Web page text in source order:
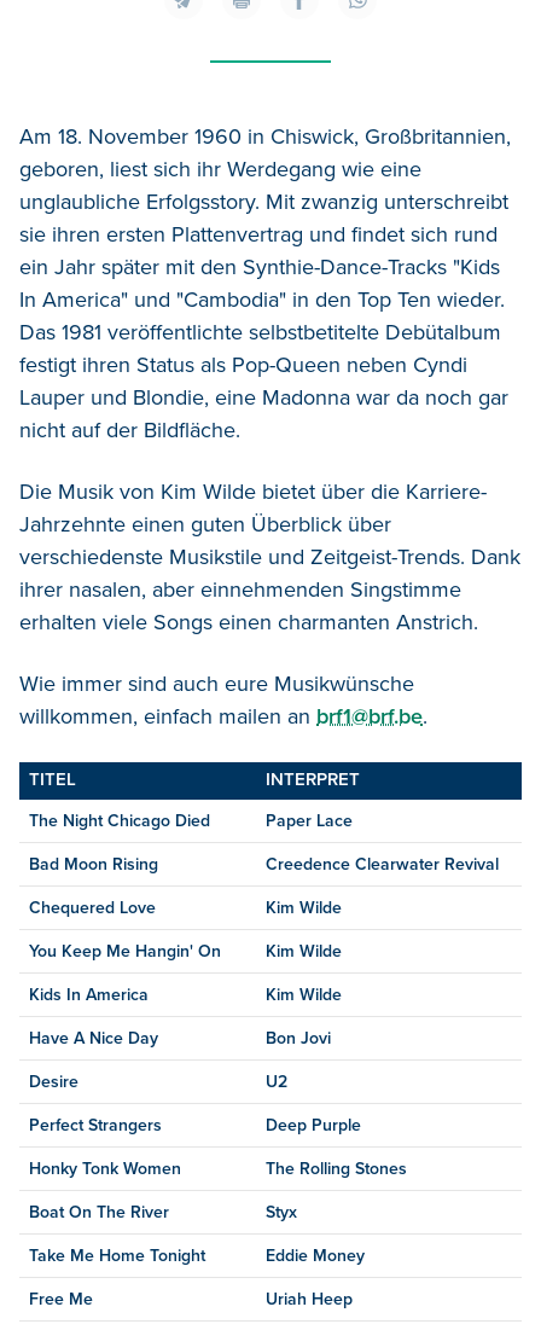
Am 18. November 1960 in Chiswick, Großbritannien,
geboren, liest sich ihr Werdegang wie eine
unglaubliche Erfolgsstory. Mit zwanzig unterschreibt
sie ihren ersten Plattenvertrag und findet sich rund
ein Jahr später mit den Synthie-Dance-Tracks "Kids
In America" und "Cambodia" in den Top Ten wieder.
Das 1981 veröffentlichte selbstbetitelte Debütalbum
festigt ihren Status als Pop-Queen neben Cyndi
Lauper und Blondie, eine Madonna war da noch gar
nicht auf der Bildfläche.
Die Musik von Kim Wilde bietet über die Karriere-
Jahrzehnte einen guten Überblick über
verschiedenste Musikstile und Zeitgeist-Trends. Dank
ihrer nasalen, aber einnehmenden Singstimme
erhalten viele Songs einen charmanten Anstrich.
Wie immer sind auch eure Musikwünsche
willkommen, einfach mailen an brf1@brf.be.
TITEL INTERPRET
The Night Chicago Died Paper Lace
Bad Moon Rising Creedence Clearwater Revival
Chequered Love Kim Wilde
You Keep Me Hangin' On Kim Wilde
Kids In America Kim Wilde
Have A Nice Day Bon Jovi
Desire U2
Perfect Strangers Deep Purple
Honky Tonk Women The Rolling Stones
Boat On The River Styx
Take Me Home Tonight Eddie Money
Free Me Uriah Heep